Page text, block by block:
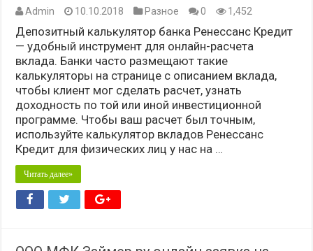
Admin 10.10.2018 Разное 0 1,452
Депозитный калькулятор банка Ренессанс Кредит
— удобный инструмент для онлайн-расчета
вклада. Банки часто размещают такие
калькуляторы на странице с описанием вклада,
чтобы клиент мог сделать расчет, узнать
доходность по той или иной инвестиционной
программе. Чтобы ваш расчет был точным,
используйте калькулятор вкладов Ренессанс
Кредит для физических лиц у нас на …
Читать далее»